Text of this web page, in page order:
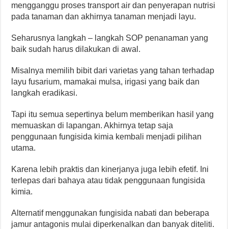
mengganggu proses transport air dan penyerapan nutrisi
pada tanaman dan akhirnya tanaman menjadi layu.
Seharusnya langkah – langkah SOP penanaman yang
baik sudah harus dilakukan di awal.
Misalnya memilih bibit dari varietas yang tahan terhadap
layu fusarium, mamakai mulsa, irigasi yang baik dan
langkah eradikasi.
Tapi itu semua sepertinya belum memberikan hasil yang
memuaskan di lapangan. Akhirnya tetap saja
penggunaan fungisida kimia kembali menjadi pilihan
utama.
Karena lebih praktis dan kinerjanya juga lebih efetif. Ini
terlepas dari bahaya atau tidak penggunaan fungisida
kimia.
Alternatif menggunakan fungisida nabati dan beberapa
jamur antagonis mulai diperkenalkan dan banyak diteliti.